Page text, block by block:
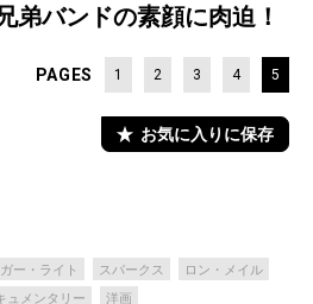
バンドの素顔に肉迫！
PAGES 1 2 3 4 5
お気に入りに保存
ー・ライト スパークス
ロン・メイル
ュメンタリー 洋画